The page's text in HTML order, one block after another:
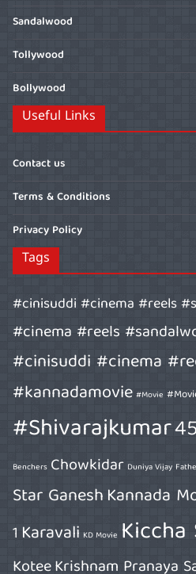
Sandalwood
Tollywood
Bollywood
Useful Links
Contact us
Terms & Conditions
Privacy Policy
Tags
#cinisuddi #cinema #reels
#cinema #reels
#cinisuddi #cinema
#kannadamovie #Movie
#Shivarajkumar
Benchers Chowkidar Duniya Vijay
Star GaneshKannada
1 Karavali KD Movie Kiccha
KoteeKrishnam Pranaya